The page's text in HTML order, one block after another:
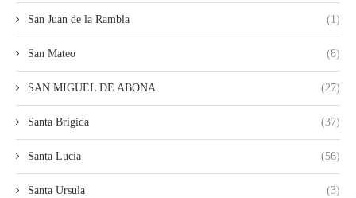
San Juan de la Rambla (1)
San Mateo (8)
SAN MIGUEL DE ABONA (27)
Santa Brígida (37)
Santa Lucia (56)
Santa Ursula (3)